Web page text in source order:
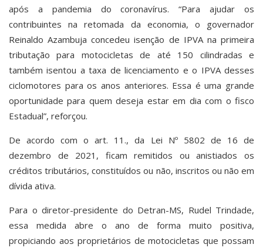
após a pandemia do coronavírus. “Para ajudar os
contribuintes na retomada da economia, o governador
Reinaldo Azambuja concedeu isenção de IPVA na primeira
tributação para motocicletas de até 150 cilindradas e
também isentou a taxa de licenciamento e o IPVA desses
ciclomotores para os anos anteriores. Essa é uma grande
oportunidade para quem deseja estar em dia com o fisco
Estadual”, reforçou.
De acordo com o art. 11., da Lei Nº 5802 de 16 de
dezembro de 2021, ficam remitidos ou anistiados os
créditos tributários, constituídos ou não, inscritos ou não em
dívida ativa.
Para o diretor-presidente do Detran-MS, Rudel Trindade,
essa medida abre o ano de forma muito positiva,
propiciando aos proprietários de motocicletas que possam